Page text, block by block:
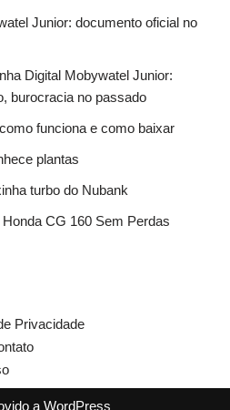
Junior: documento oficial no
Digital Mobywatel Junior:
burocracia no passado
funciona e como baixar
plantas
turbo do Nubank
CG 160 Sem Perdas
Privacidade
a WordPress